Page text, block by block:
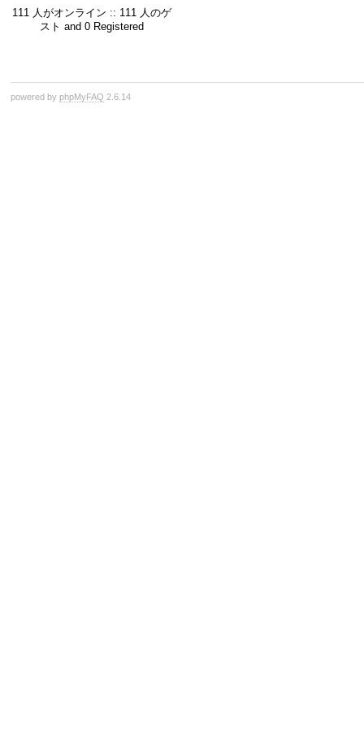
111 人がオンライン :: 111 人のゲ
スト and 0 Registered
powered by phpMyFAQ 2.6.14